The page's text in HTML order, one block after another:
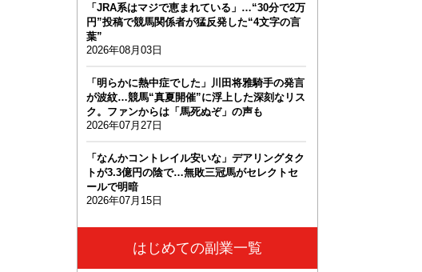
「JRA系はマジで恵まれている」…“30分で2万
円”投稿で競馬関係者が猛反発した“4文字の言
葉”
2026年08月03日
「明らかに熱中症でした」川田将雅騎手の発言
が波紋…競馬“真夏開催”に浮上した深刻なリス
ク。ファンからは「馬死ぬぞ」の声も
2026年07月27日
「なんかコントレイル安いな」デアリングタク
トが3.3億円の陰で…無敗三冠馬がセレクトセ
ールで明暗
2026年07月15日
はじめての副業一覧